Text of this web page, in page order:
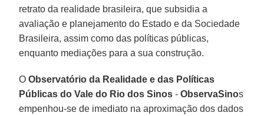
retrato da realidade brasileira, que subsidia a
avaliação e planejamento do Estado e da Sociedade
Brasileira, assim como das políticas públicas,
enquanto mediações para a sua construção.
OObservatório da Realidade e das Políticas
Públicas do Vale do Rio dos Sinos -ObservaSinos
empenhou-se de imediato na aproximação dos dados